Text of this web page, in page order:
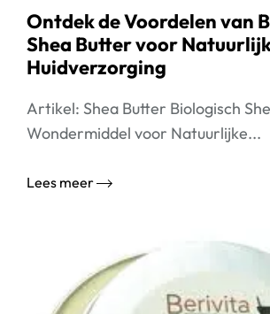
Ontdek de Voordelen van
Shea Butter voor
Huidverzorging
Artikel: Shea Butter Biologisch
Wondermiddel voor Natuurlijke...
Lees meer